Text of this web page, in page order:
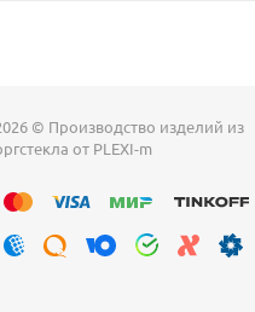
© Производство изделий из
от PLEXI-m